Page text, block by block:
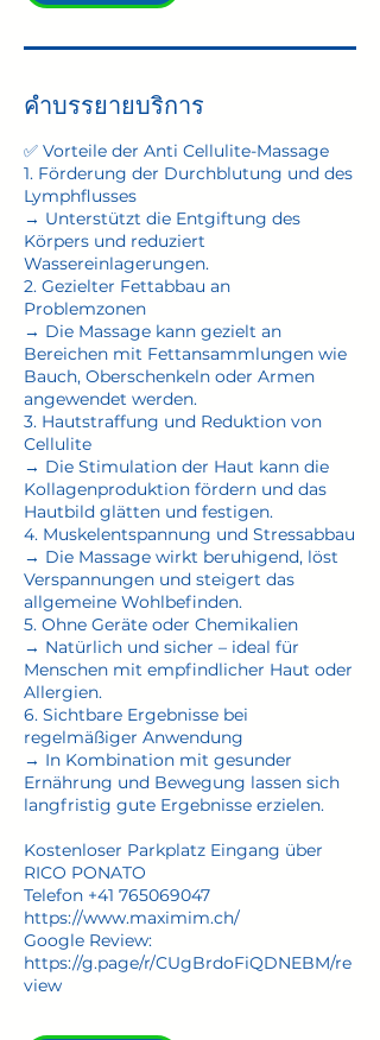
คำบรรยายบริการ
✅ Vorteile der Anti Cellulite-Massage
1. Förderung der Durchblutung und des
Lymphflusses
→ Unterstützt die Entgiftung des
Körpers und reduziert
Wassereinlagerungen.
2. Gezielter Fettabbau an
Problemzonen
→ Die Massage kann gezielt an
Bereichen mit Fettansammlungen wie
Bauch, Oberschenkeln oder Armen
angewendet werden.
3. Hautstraffung und Reduktion von
Cellulite
→ Die Stimulation der Haut kann die
Kollagenproduktion fördern und das
Hautbild glätten und festigen.
4. Muskelentspannung und Stressabbau
→ Die Massage wirkt beruhigend, löst
Verspannungen und steigert das
allgemeine Wohlbefinden.
5. Ohne Geräte oder Chemikalien
→ Natürlich und sicher – ideal für
Menschen mit empfindlicher Haut oder
Allergien.
6. Sichtbare Ergebnisse bei
regelmäßiger Anwendung
→ In Kombination mit gesunder
Ernährung und Bewegung lassen sich
langfristig gute Ergebnisse erzielen.
Kostenloser Parkplatz Eingang über
RICO PONATO
Telefon +41 765069047
https://www.maximim.ch/
Google Review:
https://g.page/r/CUgBrdoFiQDNEBM/re
view